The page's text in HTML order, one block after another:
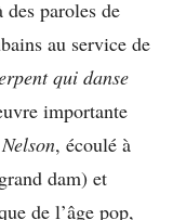
paroles de
au service de
qui danse
importante
, écoulé à
dam) et
de l’âge pop,